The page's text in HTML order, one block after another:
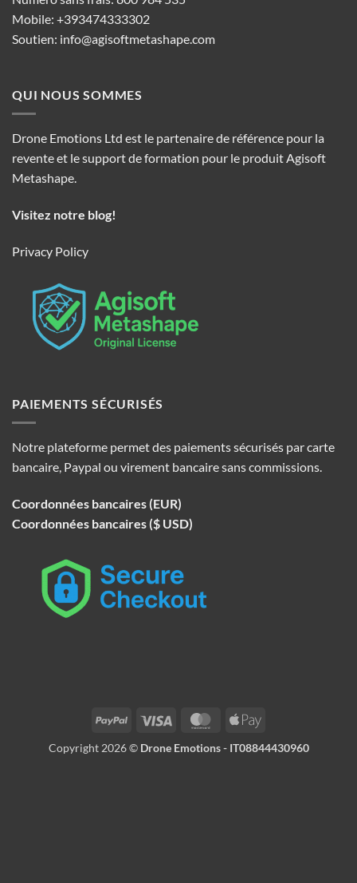
Mobile: +393474333302
Soutien: info@agisoftmetashape.com
QUI NOUS SOMMES
Drone Emotions Ltd est le partenaire de référence pour la
revente et le support de formation pour le produit Agisoft
Metashape.
Visitez notre blog!
Privacy Policy
PAIEMENTS SÉCURISÉS
Notre plateforme permet des paiements sécurisés par carte
bancaire, Paypal ou virement bancaire sans commissions.
Coordonnées bancaires (EUR)
Coordonnées bancaires ($ USD)
PayPal Visa MasterCardApple
Copyright 2026 © Drone Emotions - IT08844430960